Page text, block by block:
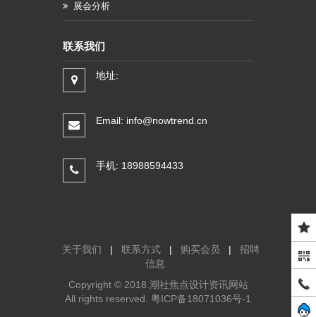
展会分析
联系我们
地址:
Email: info@nowtrend.cn
手机: 18988594433
关于我们 | 联系方式 | 购买会员 |
招聘
信息
Copyright © 2018.潮社焦点设计资讯网站
All rights reserved. 粤ICP备18071036号-1